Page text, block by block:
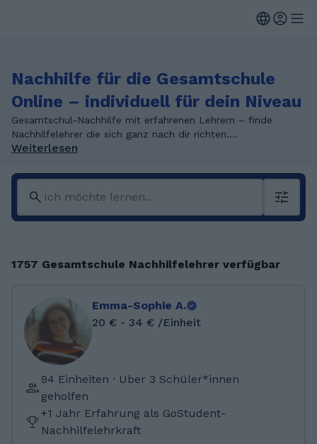
Nachhilfe für die Gesamtschule
Online – individuell für dein Niveau
Gesamtschul-Nachhilfe mit erfahrenen Lehrern – finde
Nachhilfelehrer die sich ganz nach dir richten....
Weiterlesen
1757 Gesamtschule Nachhilfelehrer verfügbar
Emma-Sophie A.
20 € - 34 € /Einheit
94 Einheiten · Uber 3 Schüler*innen
geholfen
+1 Jahr Erfahrung als GoStudent-
Nachhilfelehrkraft